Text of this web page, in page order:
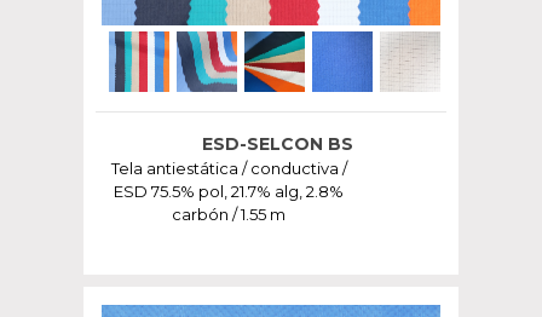
ESD-SELCON BS
Tela antiestática / conductiva /
ESD 75.5% pol, 21.7% alg, 2.8%
carbón / 1.55 m